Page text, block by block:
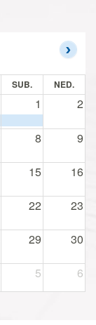
SUB. NED.
1 2
8 9
15 16
22 23
29 30
5 6